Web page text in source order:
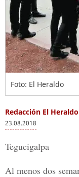
Foto: El Heraldo
Redacción El Heraldo
23.08.2018
Tegucigalpa
Al menos dos